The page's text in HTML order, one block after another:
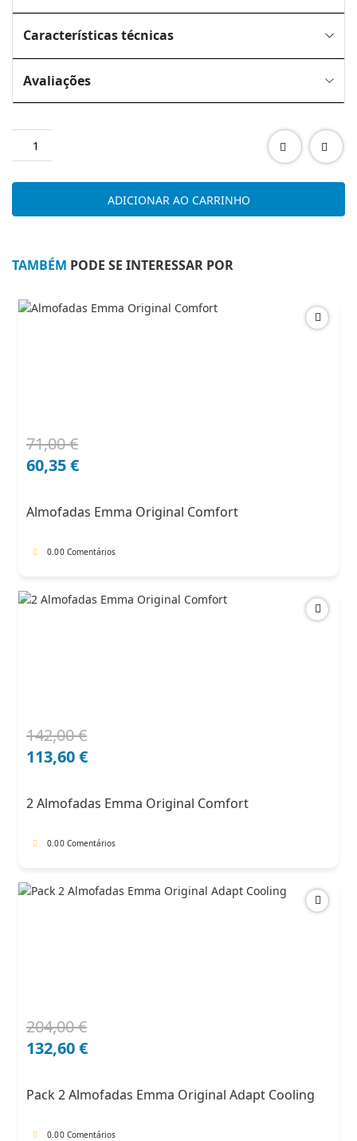
Características técnicas
Avaliações
BFL520MS0
ADICIONAR AO CARRINHO
TAMBÉM PODE SE INTERESSAR POR
71,00€
O
preço
71,00 €.
60,35€
O
preço
60,35 €.
Almofadas Emma Original Comfort
0.00 Comentários
142,00€
O
preço
142,00 €.
113,60€
O
preço
113,60 €.
2 Almofadas Emma Original Comfort
0.00 Comentários
204,00€
O
preço
204,00 €.
132,60€
O
preço
132,60 €.
Pack 2 Almofadas Emma Original Adapt Cooling
0.00 Comentários